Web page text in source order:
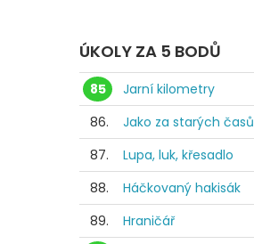
ÚKOLY ZA 5 BODŮ
85
Jarní kilometry
86.
Jako za starých časů
87.
Lupa, luk, křesadlo
88.
Háčkovaný hakisák
89.
Hraničář